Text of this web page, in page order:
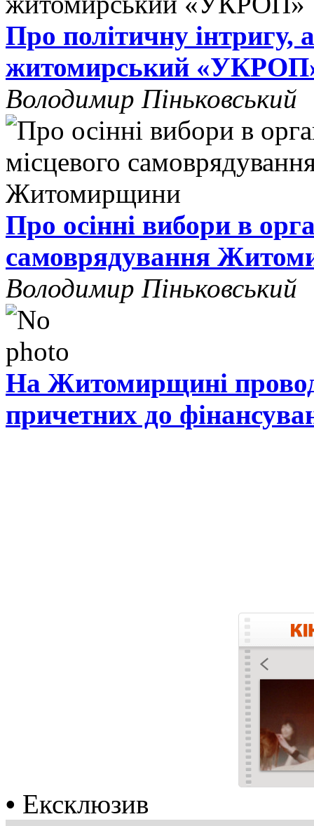
Про політичну інтригу,
житомирський
Володимир Піньковський
Про осінні вибори в
самоврядування
Володимир Піньковський
На Житомирщині
причетних до
• Ексклюзив